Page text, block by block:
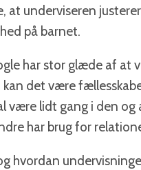
at underviseren
på barnet.
har stor glæde af at
det være
være lidt gang i den
har brug for
hvordan